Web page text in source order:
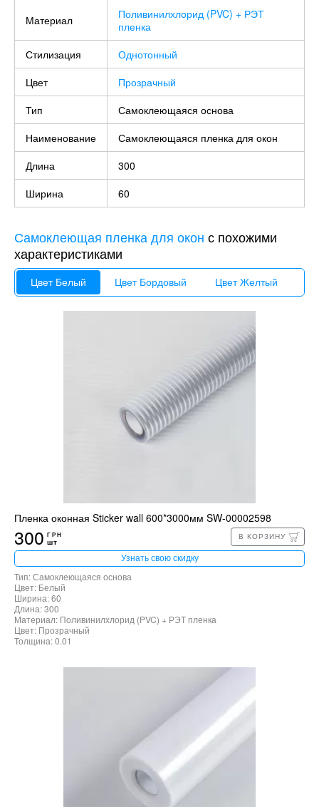
Материал
Поливинилхлорид (PVC) + РЭТ
пленка
Стилизация
Однотонный
Цвет
Прозрачный
Тип
Самоклеющаяся основа
Наименование
Самоклеющаяся пленка для окон
Длина
300
Ширина
60
Самоклеющая пленка для окон с похожими
характеристиками
Цвет Белый Цвет Бордовый Цвет Желтый
Пленка оконная Sticker wall 600*3000мм SW-00002598
300 ГРН
шт
В КОРЗИНУ
Узнать свою скидку
Тип: Самоклеющаяся основа
Цвет: Белый
Ширина: 60
Длина: 300
Материал: Поливинилхлорид (PVC) + РЭТ пленка
Цвет: Прозрачный
Толщина: 0.01